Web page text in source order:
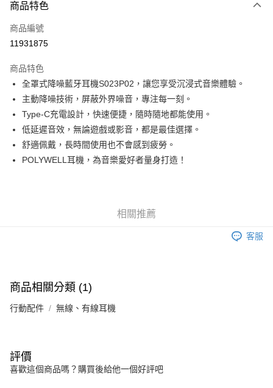
信用卡一次付款
超商取貨付款
Apple Pay
街口支付
悠遊付
ATM付款
每筆NT$80，滿NT$599(含以上)免運費
每筆NT$80，滿NT$599(含以上)免運費
付款後7-11取貨
宅配
每筆NT$100，滿NT$599(含以上)免運費
商品特色
商品編號
11931875
商品特色
全罩式降噪藍牙耳機S023P02，讓您享受沉浸式音樂體驗。
主動降噪技術，屏蔽外界噪音，專注每一刻。
Type-C充電設計，快速便捷，隨時隨地都能使用。
低延遲音效，無論遊戲或影音，都是最佳選擇。
舒適佩戴，長時間使用也不會感到疲勞。
POLYWELL耳機，為音樂愛好者量身打造！
相關推薦
客服
商品相關分類 (1)
行動配件 無線、有線耳機
評價
喜歡這個商品嗎？購買後給他一個好評吧